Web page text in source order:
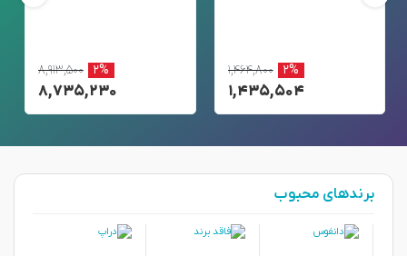
۱,۴۶۴,۸۰۰ ۲%
۱,۴۳۵,۵۰۴
۸,۹۱۳,۵۰۰ ۲%
۸,۷۳۵,۲۳۰
برندهای محبوب